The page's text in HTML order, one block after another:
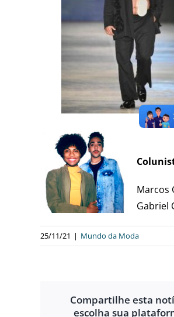
Marcos
Gabriel
25/11/21 | Mundo da Moda
Compartilhe esta
escolha sua